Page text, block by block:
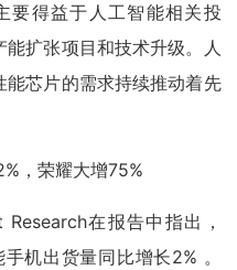
要得益于人工智能相关投
扩张项目和技术升级。人
芯片的需求持续推动着先
，荣耀大增75%
在报告中指出，
机出货量同比增长2% 。